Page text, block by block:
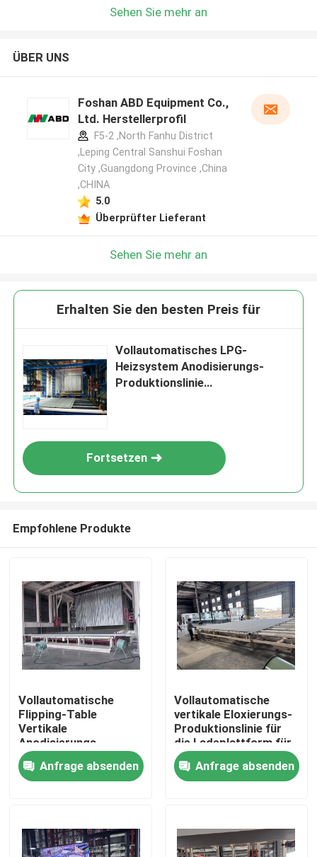
Haus
VR Show
Sehen Sie mehr an
ÜBER UNS
Foshan ABD Equipment Co.,
Ltd. Herstellerprofil
F5-2 ,North Fanhu District
,Leping Central Sanshui Foshan
City ,Guangdong Province ,China
,CHINA
5.0
Überprüfter Lieferant
Sehen Sie mehr an
Erhalten Sie den besten Preis für
Vollautomatisches LPG-
Heizsystem Anodisierungs-
Produktionslinie
Fortsetzen
Empfohlene Produkte
Vollautomatische
Flipping-Table
Vertikale
Anodisierungs-
Produktionslinie für
Aluminiumprofile
Anfrage absenden
Vollautomatische
vertikale Eloxierungs-
Produktionslinie für
die Ladeplattform für
Aluminiumprofile
Anfrage absenden